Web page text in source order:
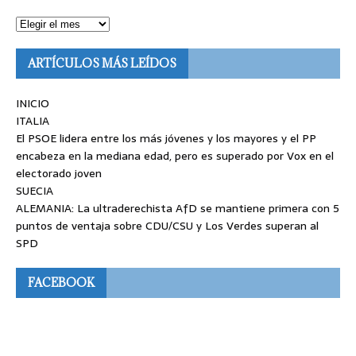
ARTÍCULOS MÁS LEÍDOS
INICIO
ITALIA
El PSOE lidera entre los más jóvenes y los mayores y el PP
encabeza en la mediana edad, pero es superado por Vox en el
electorado joven
SUECIA
ALEMANIA: La ultraderechista AfD se mantiene primera con 5
puntos de ventaja sobre CDU/CSU y Los Verdes superan al
SPD
FACEBOOK